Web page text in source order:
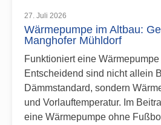
27. Juli 2026
Wärmepumpe im Altbau:
Manghofer Mühldorf
Funktioniert eine
Entscheidend sind nicht allein
Dämmstandard, sondern
und Vorlauftemperatur. Im
eine Wärmepumpe ohne